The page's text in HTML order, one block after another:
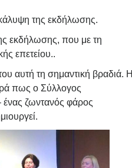
της εκδήλωσης.
εκδήλωσης, που με τη
επετείου..
αυτή τη σημαντική βραδιά. Η
πως ο Σύλλογος
ένας ζωντανός φάρος